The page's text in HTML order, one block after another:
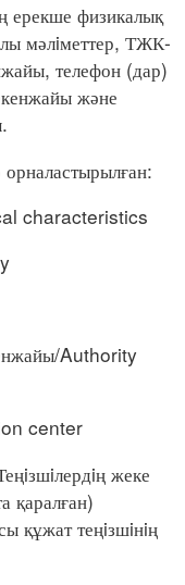
физикалық
мәлiметтер, ТЖК-
телефон (дар)
және
characteristics
Authority
center
жеке
қаралған)
құжат теңiзшiнiң